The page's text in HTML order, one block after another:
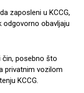
zaposleni u KCCG,
odgovorno obavljaju
čin, posebno što
privatnim vozilom
KCCG.